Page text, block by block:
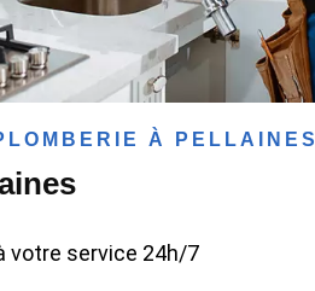
À PELLAINES
votre service 24h/7